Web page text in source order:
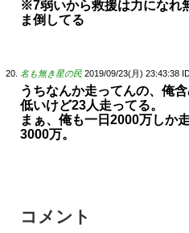
※7弱いから救援は力になれ
ま倒してる
名も無き星の民 2019/09/23(月) 23:43:38
うちなんか走ってんの、俺
低いけど23人走ってる。
まぁ、俺も一日2000万しか
3000万。
コメント